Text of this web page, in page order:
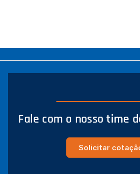
Fale com o nosso time
Solicitar